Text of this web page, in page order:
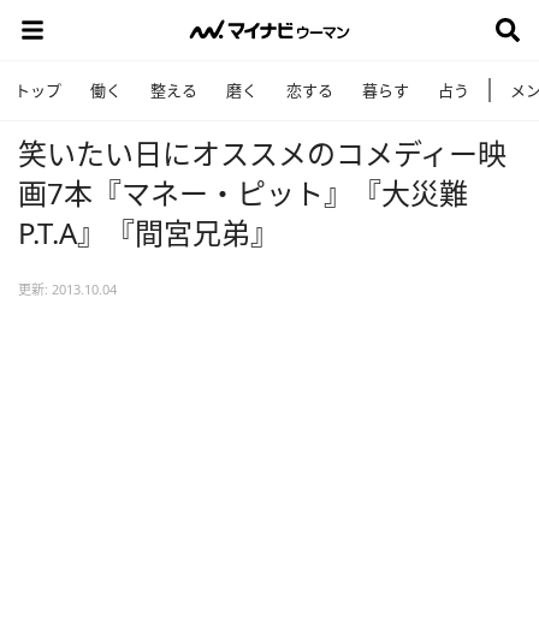
トップ 働く 整える 磨く 恋する 暮らす 占う メ
笑いたい日にオススメのコメディー映
画7本『マネー・ピット』『大災難
P.T.A』『間宮兄弟』
更新: 2013.10.04